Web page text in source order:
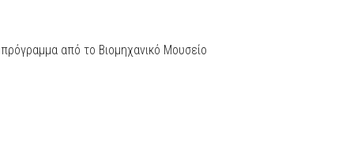
πρόγραμμα από το Βιομηχανικό Μουσείο